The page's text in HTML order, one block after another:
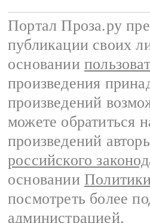
Портал Проза.ру
публикации своих
основании
произведения
произведений
можете обратиться
произведений
российского
основании
посмотреть более
администрацией.